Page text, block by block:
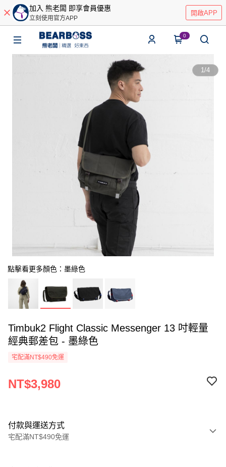
加入 熊老闆 即享會員優惠
立刻使用官方APP
開啟APP
0
1/4
點擊看更多顏色：墨綠色
Timbuk2 Flight Classic Messenger 13 吋輕量
經典郵差包 - 墨綠色
宅配滿NT$490免運
NT$3,980
付款與運送方式
宅配滿NT$490免運